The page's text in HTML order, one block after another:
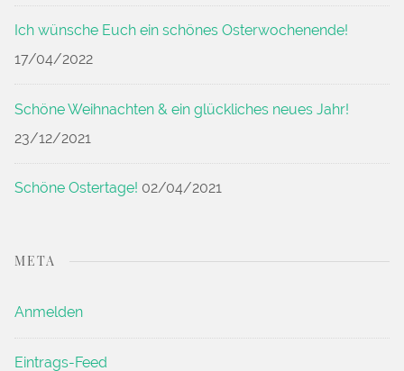
Ich wünsche Euch ein schönes Osterwochenende!
17/04/2022
Schöne Weihnachten & ein glückliches neues Jahr!
23/12/2021
Schöne Ostertage! 02/04/2021
META
Anmelden
Eintrags-Feed